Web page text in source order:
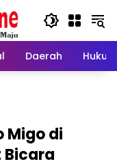
Daerah Hukum
Migo di
Bicara